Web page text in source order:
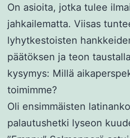
On asioita, jotka tulee
jahkailematta. Viisas
lyhytkestoisten
päätöksen ja teon
kysymys: Millä
toimimme?
Oli ensimmäisten
palautushetki lyseon